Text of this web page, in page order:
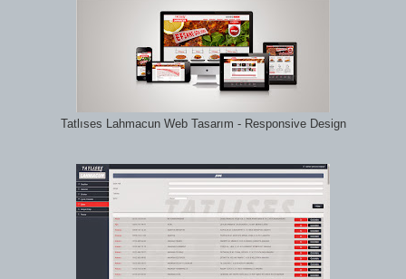
Tatlıses Lahmacun Web Tasarım - Responsive Design